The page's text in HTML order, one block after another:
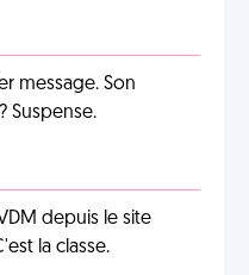
message. Son
Suspense.
depuis le site
la classe.